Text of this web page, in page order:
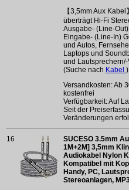
【3,5mm Aux
überträgt Hi-Fi
Ausgabe- (Line-
Eingabe- (Line-In)
und Autos,
Laptops und
und Lautsprechern/-
(Suche nach Kabel )
Versandkosten: Ab
kostenfrei
Verfügbarkeit: Auf
Seit der
Veränderungen
16
SUCESO 3.5mm
1M+2M] 3,5mm
Audiokabel Nylon
Kompatibel mit
Handy, PC,
Stereoanlagen,